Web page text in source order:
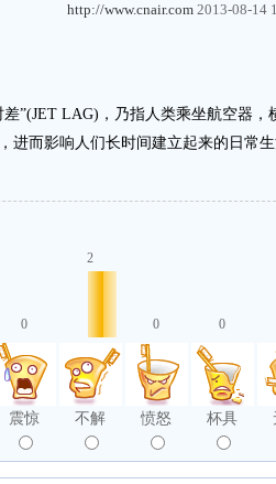
http://www.cnair.com 2013-08-14
差”(JET LAG)，乃指人类乘坐航空器
进而影响人们长时间建立起来的日常
0
震惊
2
不解
0
愤怒
0
杯具